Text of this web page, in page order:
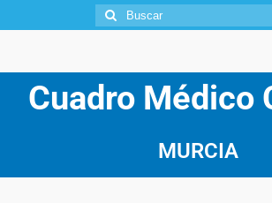
Cuadro Médico
MURCIA